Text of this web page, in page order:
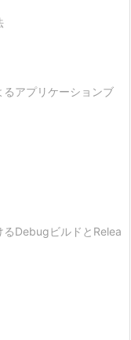
アプリケーションブ
DebugビルドとRelea